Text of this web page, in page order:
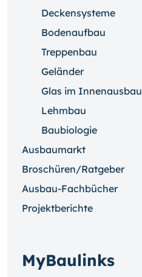
Deckensysteme
Bodenaufbau
Treppenbau
Geländer
Glas im Innenausbau
Lehmbau
Baubiologie
Ausbaumarkt
Broschüren/Ratgeber
Ausbau-Fachbücher
Projektberichte
MyBaulinks